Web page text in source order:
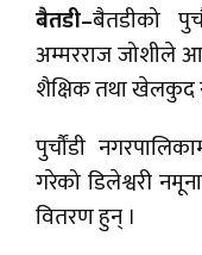
बैतडी–बैतडीको
अम्मरराज जोशीले
शैक्षिक तथा खेलकुद
पुर्चौंडी
गरेको डिलेश्वरी
वितरण हुन् ।